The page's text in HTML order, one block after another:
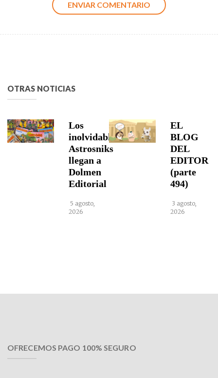
OTRAS NOTICIAS
Los
inolvidables
Astrosniks
llegan a
Dolmen
Editorial
5 agosto,
2026
EL
BLOG
DEL
EDITOR
(parte
494)
3 agosto,
2026
OFRECEMOS PAGO 100% SEGURO